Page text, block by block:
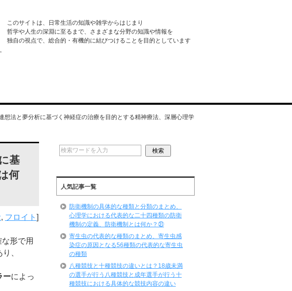
このサイトは、日常生活の知識や雑学からはじまり
哲学や人生の深淵に至るまで、さまざまな分野の知識や情報を
独自の視点で、総合的・有機的に結びつけることを目的としています
法と夢分析に基づく神経症の治療を目的とする精神療法、深層心理学
基
何
, フロイト ]
形で用
、
ーによっ
人気記事一覧
防衛機制の具体的な種類と分類のまとめ、
心理学における代表的な二十四種類の防衛
機制の定義、防衛機制とは何か？㉛
寄生虫の代表的な種類のまとめ、寄生虫感
染症の原因となる56種類の代表的な寄生虫
の種類
八種競技と十種競技の違いとは？18歳未満
の選手が行う八種競技と成年選手が行う十
種競技における具体的な競技内容の違い